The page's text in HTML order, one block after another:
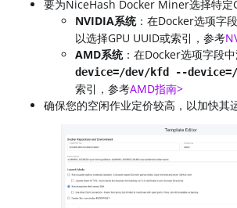
要为NiceHash Docker Miner选择特定
NVIDIA系统：在Docker选项字
以选择GPU UUID或索引，参考
AMD系统：在Docker选项字段
device=/dev/kfd --
索引，参考AMD指南>
确保您的空闲作业定价较高，以加快其